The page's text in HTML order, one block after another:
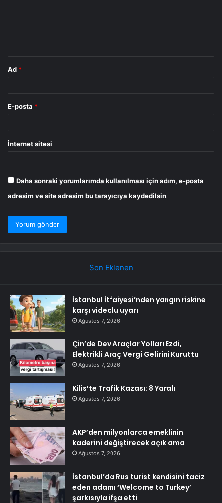
Ad *
E-posta *
İnternet sitesi
Daha sonraki yorumlarımda kullanılması için adım, e-posta
adresim ve site adresim bu tarayıcıya kaydedilsin.
Son Eklenen
İstanbul İtfaiyesi’nden yangın riskine
karşı videolu uyarı
Ağustos 7, 2026
Çin’de Dev Araçlar Yolları Ezdi,
Elektrikli Araç Vergi Gelirini Kuruttu
Ağustos 7, 2026
Kilis’te Trafik Kazası: 8 Yaralı
Ağustos 7, 2026
AKP’den milyonlarca emeklinin
kaderini değiştirecek açıklama
Ağustos 7, 2026
İstanbul’da Rus turist kendisini taciz
eden adamı ‘Welcome to Turkey’
şarkısıyla ifşa etti